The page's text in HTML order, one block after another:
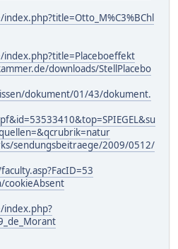
downloads/StellPlacebo
dokument/01/43/dokument.
sendungsbeitraege/2009/0512/
cookieAbsent
index.php?